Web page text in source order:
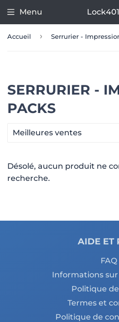
Menu Lock401
Accueil › Serrurier -
SERRURIER -
PACKS
Désolé, aucun produit ne
recherche.
AIDE ET
FAQ
Informations
Politique
Termes et
Politique de